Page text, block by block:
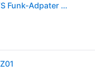
Makita Akku-Kapp-Gehrungssäge 40V inkl. AWS Funk-Adpater WUT01 - LS003GZ01